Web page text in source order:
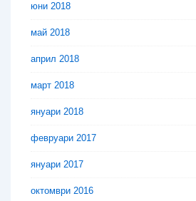
юни 2018
май 2018
април 2018
март 2018
януари 2018
февруари 2017
януари 2017
октомври 2016